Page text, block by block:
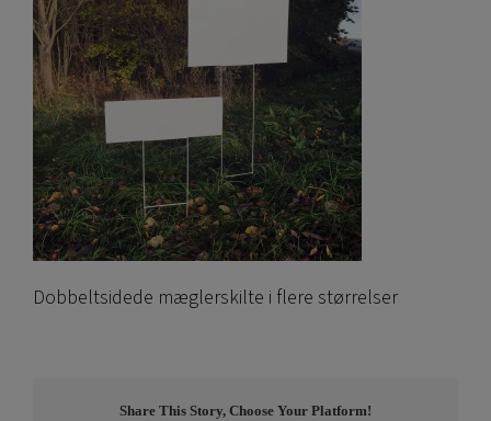
Dobbeltsidede mæglerskilte i flere størrelser
Share This Story, Choose Your Platform!